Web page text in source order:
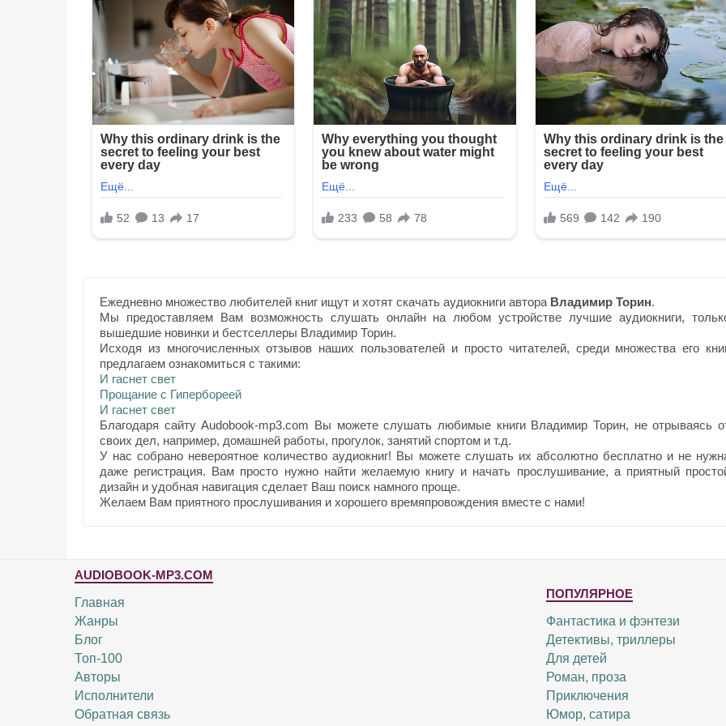
Ежедневно множество любителей книг ищут и хотят скачать аудиокниги автора Владимир Торин.
Мы предоставляем Вам возможность слушать онлайн на любом устройстве лучшие аудиокниги,
вышедшие новинки и бестселлеры Владимир Торин.
Исходя из многочисленных отзывов наших пользователей и просто читателей, среди множества его
предлагаем ознакомиться с такими:
И гаснет свет
Прощание с Гипербореей
И гаснет свет
Благодаря сайту Audobook-mp3.com Вы можете слушать любимые книги Владимир Торин, не отрываясь
своих дел, например, домашней работы, прогулок, занятий спортом и т.д.
У нас собрано невероятное количество аудиокниг! Вы можете слушать их абсолютно бесплатно и не
даже регистрация. Вам просто нужно найти желаемую книгу и начать прослушивание, а приятный
дизайн и удобная навигация сделает Ваш поиск намного проще.
Желаем Вам приятного прослушивания и хорошего времяпровождения вместе с нами!
AUDIOBOOK-MP3.COM
Главная
Жанры
Блог
Топ-100
Авторы
Исполнители
Обратная связь
ПОПУЛЯРНОЕ
Фантастика и фэнтези
Детективы, триллеры
Для детей
Роман, проза
Приключения
Юмор, сатира